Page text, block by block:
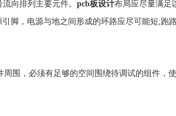
向排列主要元件。 pcb板设计布局应尽量满足
脚，电源与地之间形成的环路应尽可能短;跑
围，必须有足够的空间围绕待调试的组件，